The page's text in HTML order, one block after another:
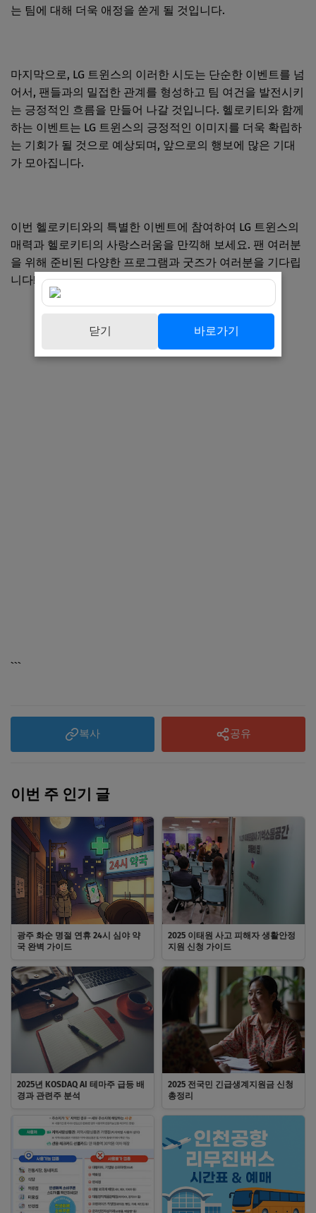
는 팀에 대해 더욱 애정을 쏟게 될 것입니다.
마지막으로, LG 트윈스의 이러한 시도는 단순한 이벤트를 넘
어서, 팬들과의 밀접한 관계를 형성하고 팀 여건을 발전시키
는 긍정적인 흐름을 만들어 나갈 것입니다. 헬로키티와 함께
하는 이벤트는 LG 트윈스의 긍정적인 이미지를 더욱 확립하
는 기회가 될 것으로 예상되며, 앞으로의 행보에 많은 기대
가 모아집니다.
이번 헬로키티와의 특별한 이벤트에 참여하여 LG 트윈스의
매력과 헬로키티의 사랑스러움을 만끽해 보세요. 팬 여러분
을 위해 준비된 다양한 프로그램과 굿즈가 여러분을 기다립
니다!
```
복사 공유
이번 주 인기 글
광주 화순 명절 연휴 24시 심야 약
국 완벽 가이드
2025 이태원 사고 피해자 생활안정
지원 신청 가이드
2025년 KOSDAQ AI 테마주 급등 배
경과 관련주 분석
2025 전국민 긴급생계지원금 신청
총정리
닫기 바로가기